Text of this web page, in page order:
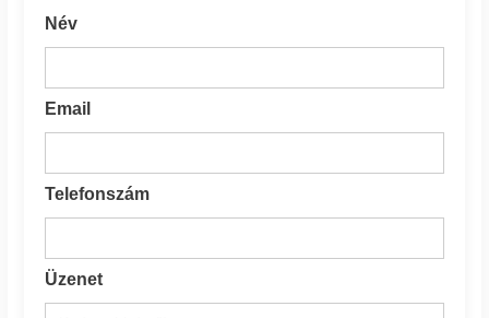
Név
Email
Telefonszám
Üzenet